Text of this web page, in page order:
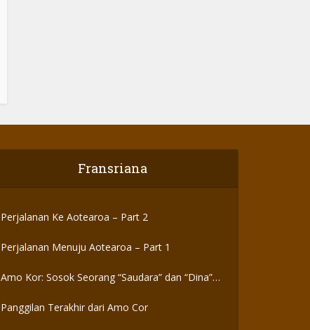
Fransriana
Perjalanan Ke Aotearoa – Part 2
Perjalanan Menuju Aotearoa – Part 1
Amo Kor: Sosok Seorang “Saudara” dan “Dina”
Panggilan Terakhir dari Amo Cor